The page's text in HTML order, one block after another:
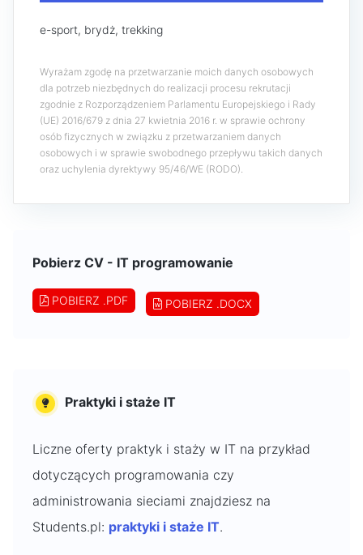
e-sport, brydż, trekking
Wyrażam zgodę na przetwarzanie moich danych osobowych
dla potrzeb niezbędnych do realizacji procesu rekrutacji
zgodnie z Rozporządzeniem Parlamentu Europejskiego i Rady
(UE) 2016/679 z dnia 27 kwietnia 2016 r. w sprawie ochrony
osób fizycznych w związku z przetwarzaniem danych
osobowych i w sprawie swobodnego przepływu takich danych
oraz uchylenia dyrektywy 95/46/WE (RODO).
Pobierz CV - IT programowanie
POBIERZ .PDF POBIERZ .DOCX
Praktyki i staże IT
Liczne oferty praktyk i staży w IT na przykład
dotyczących programowania czy
administrowania sieciami znajdziesz na
Students.pl: praktyki i staże IT.